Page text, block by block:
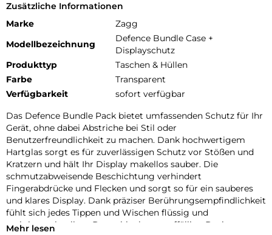
Zusätzliche Informationen
Marke
Zagg
Modellbezeichnung
Defence Bundle Case +
Displayschutz
Produkttyp
Taschen & Hüllen
Farbe
Transparent
Verfügbarkeit
sofort verfügbar
Das Defence Bundle Pack bietet umfassenden Schutz für Ihr
Gerät, ohne dabei Abstriche bei Stil oder
Benutzerfreundlichkeit zu machen. Dank hochwertigem
Hartglas sorgt es für zuverlässigen Schutz vor Stößen und
Kratzern und hält Ihr Display makellos sauber. Die
schmutzabweisende Beschichtung verhindert
Fingerabdrücke und Flecken und sorgt so für ein sauberes
und klares Display. Dank präziser Berührungsempfindlichkeit
fühlt sich jedes Tippen und Wischen flüssig und
reaktionsschnell an. Das schlanke, unauffällige Design passt
Mehr lesen